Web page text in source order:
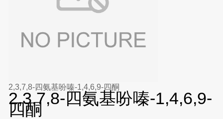
2,3,7,8-四氨基吩嗪-1,4,6,9-四酮
2,3,7,8-四氨基吩嗪-1,4,6,9-
四酮